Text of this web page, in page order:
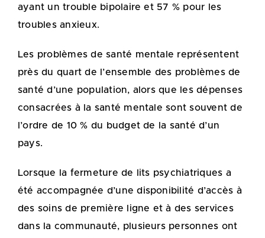
ayant un trouble bipolaire et 57 % pour les
troubles anxieux.
Les problèmes de santé mentale représentent
près du quart de l’ensemble des problèmes de
santé d’une population, alors que les dépenses
consacrées à la santé mentale sont souvent de
l’ordre de 10 % du budget de la santé d’un
pays.
Lorsque la fermeture de lits psychiatriques a
été accompagnée d’une disponibilité d’accès à
des soins de première ligne et à des services
dans la communauté, plusieurs personnes ont